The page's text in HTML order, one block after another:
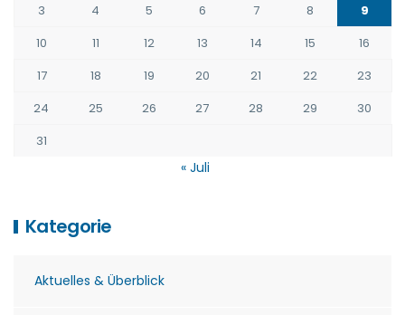
3
4 5 6 7 8
9
10
11 12 13 14 15
16
17
18 19 20 21 22
23
24
25 26 27 28 29
30
31
« Juli
Kategorie
Aktuelles & Überblick